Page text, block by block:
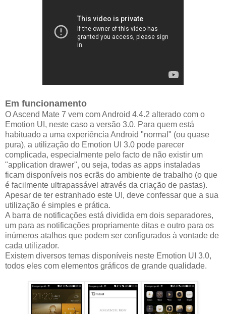
Em funcionamento
O Ascend Mate 7 vem com Android 4.4.2 alterado com o
Emotion UI, neste caso a versão 3.0. Para quem está
habituado a uma experiência Android "normal" (ou quase
pura), a utilização do Emotion UI 3.0 pode parecer
complicada, especialmente pelo facto de não existir um
"application drawer", ou seja, todas as apps instaladas
ficam disponíveis nos ecrãs do ambiente de trabalho (o que
é facilmente ultrapassável através da criação de pastas).
Apesar de ter estranhado este UI, deve confessar que a sua
utilização é simples e prática.
A barra de notificações está dividida em dois separadores,
um para as notificações propriamente ditas e outro para os
inúmeros atalhos que podem ser configurados à vontade de
cada utilizador.
Existem diversos temas disponíveis neste Emotion UI 3.0,
todos eles com elementos gráficos de grande qualidade.